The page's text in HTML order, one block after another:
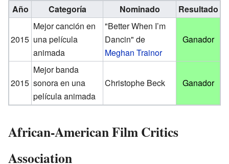
Año Categoría Nominado Resultado
2015
Mejor canción en
una película
animada
"Better When I’m
Dancin" de
Meghan Trainor
Ganador
2015
Mejor banda
sonora en una
película animada
Christophe Beck Ganador
African-American Film Critics
Association